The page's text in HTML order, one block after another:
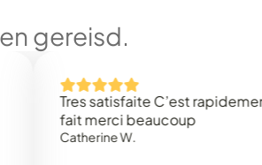
gereisd.
Tres satisfaite C’est rapidement
fait merci beaucoup
Catherine W.